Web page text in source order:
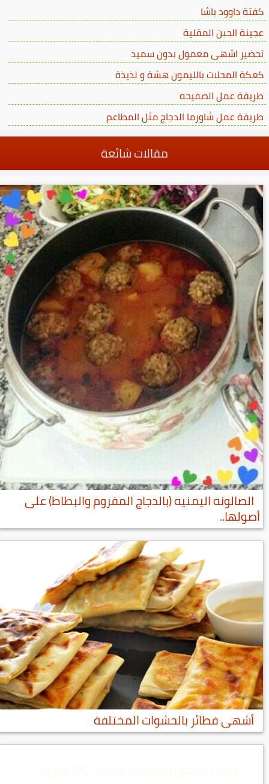
كفتة داوود باشا
عجينة الجبن المقلية
تحضير اشهى معمول بدون سميد
كعكة المحلات بالليمون هشة و لذيذة
طريقة عمل الصفيحه
طريقة عمل شاورما الدجاج مثل المطاعم
مقالات شائعة
الصالونه اليمنيه (بالدجاج المفروم والبطاط) على
أصولها..
أشهى فطائر بالحشوات المختلفة